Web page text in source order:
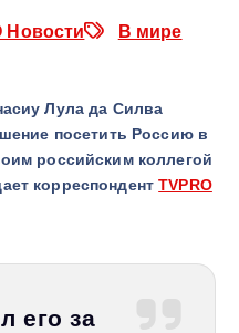
Новости В мире
Лула да Силва
посетить Россию в
российским коллегой
корреспондентTVPRO
его за